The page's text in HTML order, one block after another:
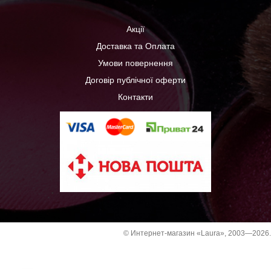
Акції
Доставка та Оплата
Умови повернення
Договір публічної оферти
Контакти
© Интернет-магазин «Laura», 2003—2026.